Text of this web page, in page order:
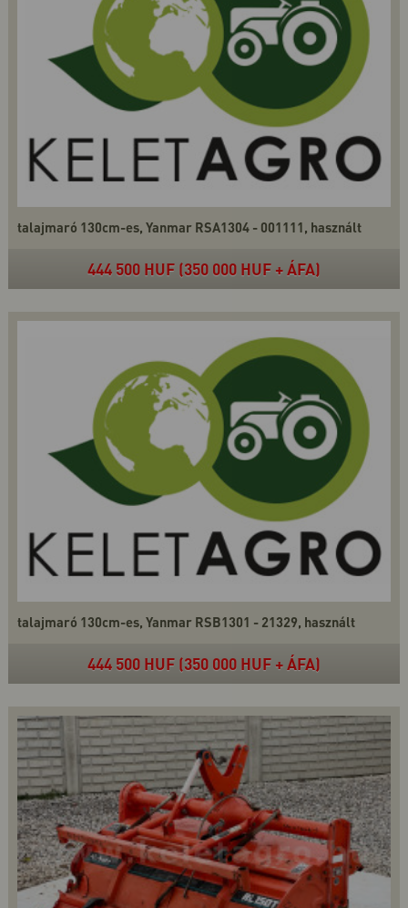
talajmaró 130cm-es, Yanmar RSA1304 - 001111, használt
444 500 HUF (350 000 HUF + ÁFA)
talajmaró 130cm-es, Yanmar RSB1301 - 21329, használt
444 500 HUF (350 000 HUF + ÁFA)